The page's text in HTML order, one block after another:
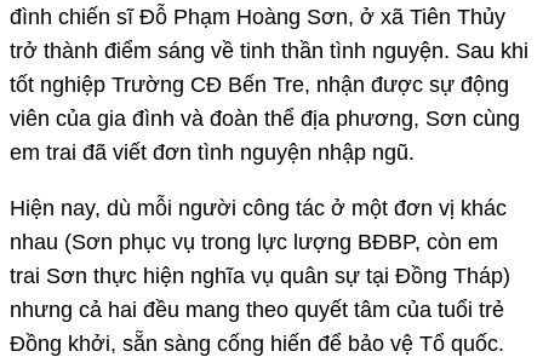
đình chiến sĩ Đỗ Phạm Hoàng Sơn, ở xã Tiên Thủy
trở thành điểm sáng về tinh thần tình nguyện. Sau khi
tốt nghiệp Trường CĐ Bến Tre, nhận được sự động
viên của gia đình và đoàn thể địa phương, Sơn cùng
em trai đã viết đơn tình nguyện nhập ngũ.
Hiện nay, dù mỗi người công tác ở một đơn vị khác
nhau (Sơn phục vụ trong lực lượng BĐBP, còn em
trai Sơn thực hiện nghĩa vụ quân sự tại Đồng Tháp)
nhưng cả hai đều mang theo quyết tâm của tuổi trẻ
Đồng khởi, sẵn sàng cống hiến để bảo vệ Tổ quốc.